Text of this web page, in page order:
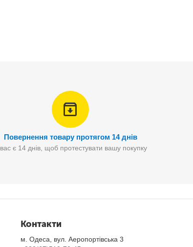
Повернення товару протягом 14 днів
є 14 днів, щоб протестувати вашу покупку
Контакти
м. Одеса, вул. Аеропортівська 3